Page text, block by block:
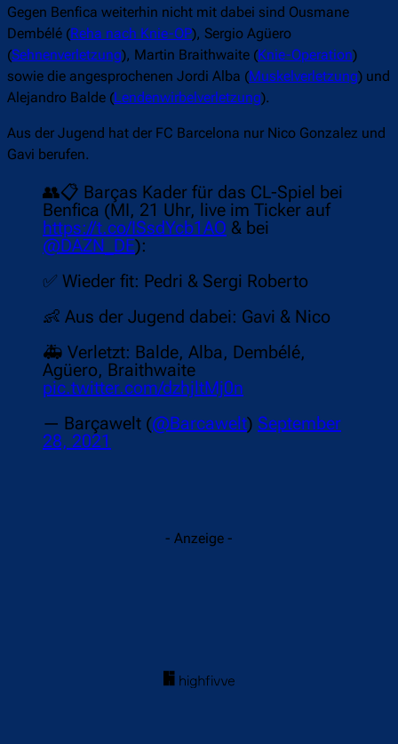
Gegen Benfica weiterhin nicht mit dabei sind Ousmane
Dembélé (Reha nach Knie-OP), Sergio Agüero
(Sehnenverletzung), Martin Braithwaite (Knie-Operation)
sowie die angesprochenen Jordi Alba (Muskelverletzung) und
Alejandro Balde (Lendenwirbelverletzung).
Aus der Jugend hat der FC Barcelona nur Nico Gonzalez und
Gavi berufen.
👥📋 Barças Kader für das CL-Spiel bei
Benfica (MI, 21 Uhr, live im Ticker auf
https://t.co/ISsdYcb1AO & bei
@DAZN_DE):
✅ Wieder fit: Pedri & Sergi Roberto
👶 Aus der Jugend dabei: Gavi & Nico
🚑 Verletzt: Balde, Alba, Dembélé,
Agüero, Braithwaite
pic.twitter.com/dzhjltMj0n
— Barçawelt (@Barcawelt) September
28, 2021
- Anzeige -